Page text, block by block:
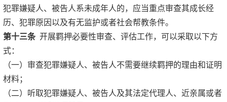
犯罪嫌疑人、被告人系未成年人的，应当重点审查其成长经
历、犯罪原因以及有无监护或者社会帮教条件。
第十三条开展羁押必要性审查、评估工作，可以采取以下方
式：
（一）审查犯罪嫌疑人、被告人不需要继续羁押的理由和证明
材料；
（二）听取犯罪嫌疑人、被告人及其法定代理人、近亲属或者